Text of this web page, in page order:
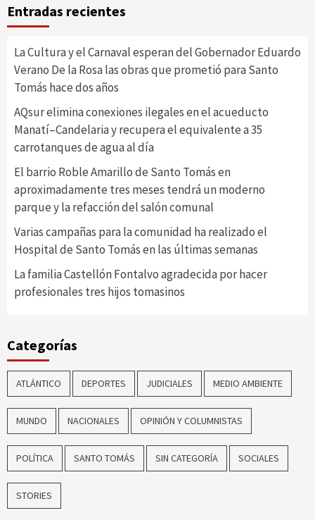
Entradas recientes
La Cultura y el Carnaval esperan del Gobernador Eduardo
Verano De la Rosa las obras que prometió para Santo
Tomás hace dos años
AQsur elimina conexiones ilegales en el acueducto
Manatí–Candelaria y recupera el equivalente a 35
carrotanques de agua al día
El barrio Roble Amarillo de Santo Tomás en
aproximadamente tres meses tendrá un moderno
parque y la refacción del salón comunal
Varias campañas para la comunidad ha realizado el
Hospital de Santo Tomás en las últimas semanas
La familia Castellón Fontalvo agradecida por hacer
profesionales tres hijos tomasinos
Categorías
ATLÁNTICO DEPORTES JUDICIALES MEDIO AMBIENTE
MUNDO NACIONALES OPINIÓN Y COLUMNISTAS
POLÍTICA SANTO TOMÁS SIN CATEGORÍA SOCIALES
STORIES